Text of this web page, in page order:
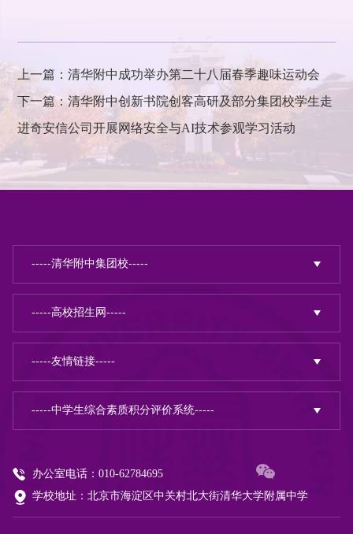
上一篇：清华附中成功举办第二十八届春季趣味运动会
下一篇：清华附中创新书院创客高研及部分集团校学生走
进奇安信公司开展网络安全与AI技术参观学习活动
办公室电话：010-62784695
学校地址：北京市海淀区中关村北大街清华大学附属中学